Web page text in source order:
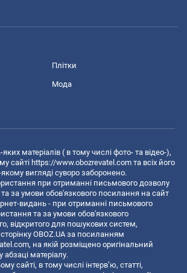
Плітки
Мода
матеріалів ( в тому числі фото- та відео-),
сайті https://www.obozrevatel.com та всіх його
вигляді суворо заборонено.
при отриманні письмового дозволу
та за умови обов'язкового посилання на сайт
видань - при отриманні письмового
та за умови обов'язкового
відкритого для пошукових систем,
OBOZ.UA за посиланням
, на якій розміщено оригінальний
матеріалу.
сайті, в тому числі інтерв’ю, статті,